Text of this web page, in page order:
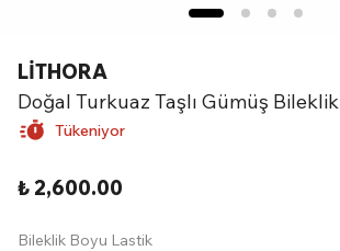
LİTHORA
Doğal Turkuaz Taşlı Gümüş Bileklik
Tükeniyor
₺ 2,600.00
Bileklik Boyu Lastik